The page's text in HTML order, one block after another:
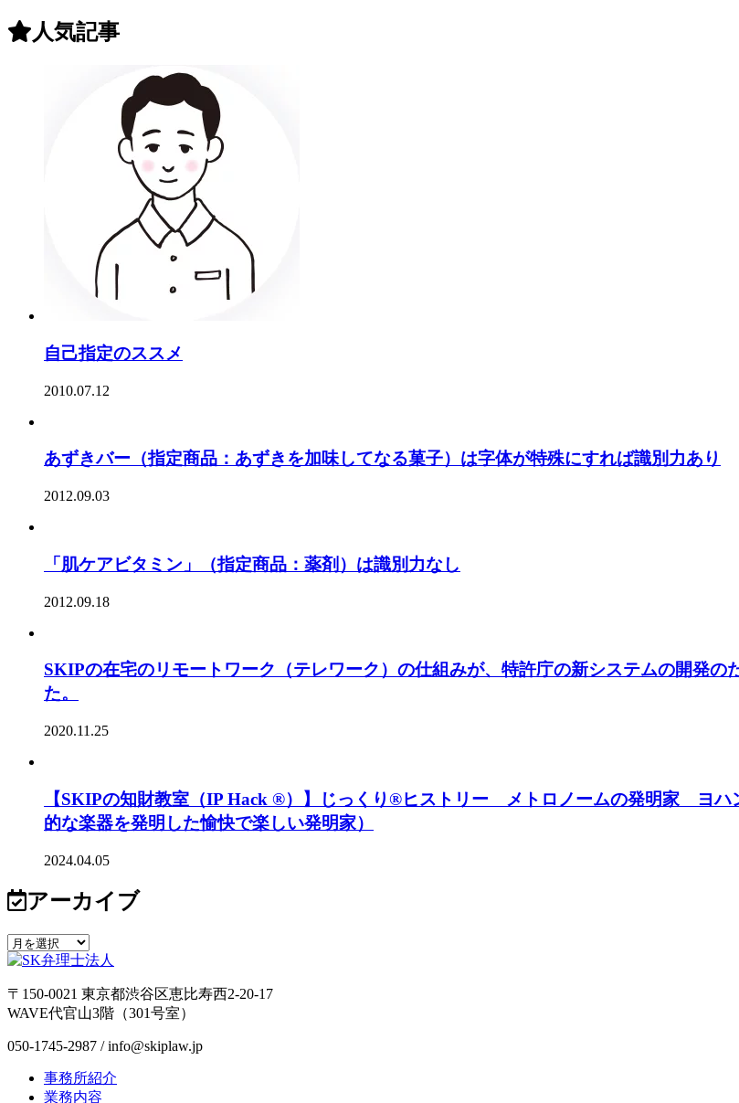
人気記事
自己指定のススメ
2010.07.12
あずきバー（指定商品：あずきを加味してなる菓子）は字体が特殊にすれば識別力あり
2012.09.03
「肌ケアビタミン」（指定商品：薬剤）は識別力なし
2012.09.18
SKIPの在宅のリモートワーク（テレワーク）の仕組みが、特許庁の新システムの開発
た。
2020.11.25
【SKIPの知財教室（IP Hack ®）】じっくり®ヒストリー メトロノームの発明家 ヨハ
的な楽器を発明した愉快で楽しい発明家）
2024.04.05
アーカイブ
〒150-0021 東京都渋谷区恵比寿西2-20-17
WAVE代官山3階（301号室）
050-1745-2987 / info@skiplaw.jp
事務所紹介
業務内容